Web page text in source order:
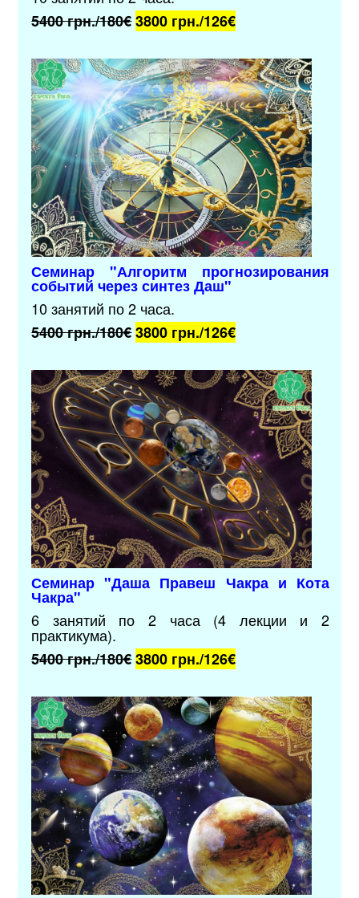
5400 грн./180€3800 грн./126€
Семинар "Алгоритм прогнозирования
событий через синтез Даш"
10 занятий по 2 часа.
5400 грн./180€3800 грн./126€
Семинар "Даша Правеш Чакра и Кота
Чакра"
6 занятий по 2 часа (4 лекции и 2
практикума).
5400 грн./180€3800 грн./126€